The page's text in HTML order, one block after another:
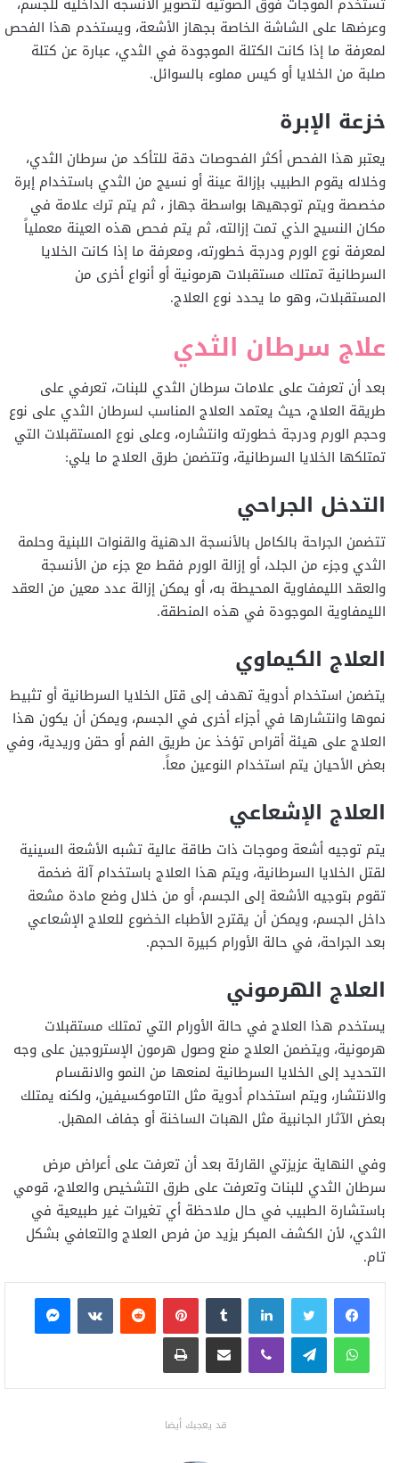
وعرضها على الشاشة الخاصة بجهاز الأشعة، ويستخدم هذا الفحص
لمعرفة ما إذا كانت الكتلة الموجودة في الثدي، عبارة عن كتلة
صلبة من الخلايا أو كيس مملوء بالسوائل.
خزعة الإبرة
يعتبر هذا الفحص أكثر الفحوصات دقة للتأكد من سرطان الثدي،
وخلاله يقوم الطبيب بإزالة عينة أو نسيج من الثدي باستخدام إبرة
مخصصة ويتم توجهيها بواسطة جهاز ، ثم يتم ترك علامة في
مكان النسيج الذي تمت إزالته، ثم يتم فحص هذه العينة معملياً
لمعرفة نوع الورم ودرجة خطورته، ومعرفة ما إذا كانت الخلايا
السرطانية تمتلك مستقبلات هرمونية أو أنواع أخرى من
المستقبلات، وهو ما يحدد نوع العلاج.
علاج سرطان الثدي
بعد أن تعرفت على علامات سرطان الثدي للبنات، تعرفي على
طريقة العلاج، حيث يعتمد العلاج المناسب لسرطان الثدي على نوع
وحجم الورم ودرجة خطورته وانتشاره، وعلى نوع المستقبلات التي
تمتلكها الخلايا السرطانية، وتتضمن طرق العلاج ما يلي:
التدخل الجراحي
تتضمن الجراحة بالكامل بالأنسجة الدهنية والقنوات اللبنية وحلمة
الثدي وجزء من الجلد، أو إزالة الورم فقط مع جزء من الأنسجة
والعقد الليمفاوية المحيطة به، أو يمكن إزالة عدد معين من العقد
الليمفاوية الموجودة في هذه المنطقة.
العلاج الكيماوي
يتضمن استخدام أدوية تهدف إلى قتل الخلايا السرطانية أو تثبيط
نموها وانتشارها في أجزاء أخرى في الجسم، ويمكن أن يكون هذا
العلاج على هيئة أقراص تؤخذ عن طريق الفم أو حقن وريدية، وفي
بعض الأحيان يتم استخدام النوعين معاً.
العلاج الإشعاعي
يتم توجيه أشعة وموجات ذات طاقة عالية تشبه الأشعة السينية
لقتل الخلايا السرطانية، ويتم هذا العلاج باستخدام آلة ضخمة
تقوم بتوجيه الأشعة إلى الجسم، أو من خلال وضع مادة مشعة
داخل الجسم، ويمكن أن يقترح الأطباء الخضوع للعلاج الإشعاعي
بعد الجراحة، في حالة الأورام كبيرة الحجم.
العلاج الهرموني
يستخدم هذا العلاج في حالة الأورام التي تمتلك مستقبلات
هرمونية، ويتضمن العلاج منع وصول هرمون الإستروجين على وجه
التحديد إلى الخلايا السرطانية لمنعها من النمو والانقسام
والانتشار، ويتم استخدام أدوية مثل التاموكسيفين، ولكنه يمتلك
بعض الآثار الجانبية مثل الهبات الساخنة أو جفاف المهبل.
وفي النهاية عزيزتي القارئة بعد أن تعرفت على أعراض مرض
سرطان الثدي للبنات وتعرفت على طرق التشخيص والعلاج، قومي
باستشارة الطبيب في حال ملاحظة أي تغيرات غير طبيعية في
الثدي، لأن الكشف المبكر يزيد من فرص العلاج والتعافي بشكل
تام.
فيسبوكتويتر لينكدإن بينتيريست
ماسنجر
واتساب تيلقرام ڤايبر مشاركة عبر البريد طباعة
قد يعجبك أيضا